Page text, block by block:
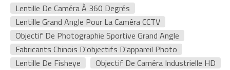
Lentille De Caméra À 360 Degrés
Lentille Grand Angle Pour La Caméra CCTV
Objectif De Photographie Sportive Grand Angle
Fabricants Chinois D'objectifs D'appareil Photo
Lentille De Fisheye
Objectif De Caméra Industrielle HD